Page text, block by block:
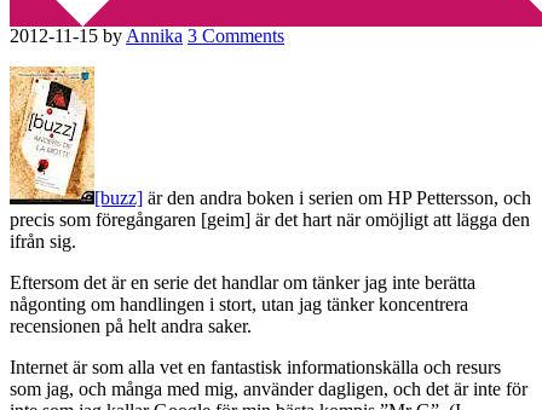
2012-11-15 by Annika 3 Comments
[buzz] är den andra boken i serien om HP Pettersson, och
precis som föregångaren [geim] är det hart när omöjligt att lägga den
ifrån sig.
Eftersom det är en serie det handlar om tänker jag inte berätta
någonting om handlingen i stort, utan jag tänker koncentrera
recensionen på helt andra saker.
Internet är som alla vet en fantastisk informationskälla och resurs
som jag, och många med mig, använder dagligen, och det är inte för